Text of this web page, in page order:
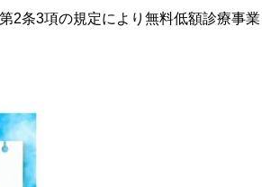
条3項の規定により無料低額診療事